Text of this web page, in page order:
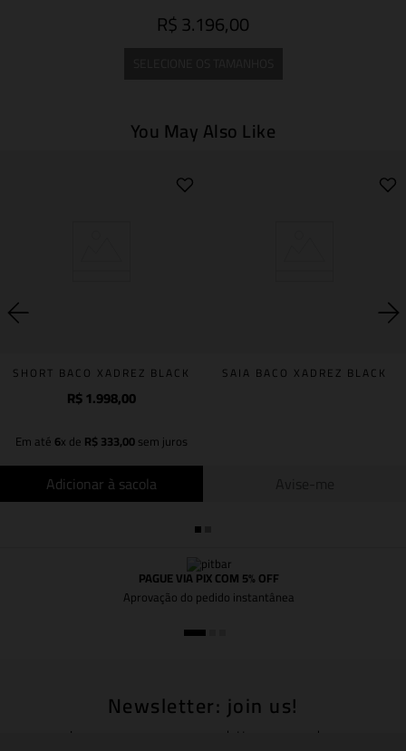
R$ 3.196,00
You May Also Like
SHORT BACO XADREZ BLACK
R$1.998,00
Em até 6x de R$333,00sem juros
Adicionar à sacola
SAIA BACO XADREZ BLACK
PAGUE VIA PIX COM 5% OFF
Aprovação do pedido instantânea
Newsletter: join us!
Inscreva-se em nossa newsletter para receber